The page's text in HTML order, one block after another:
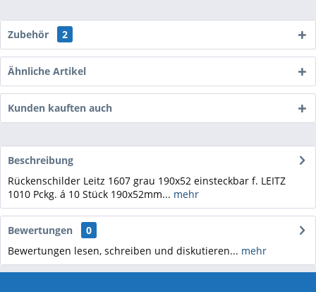
Zubehör 2
Ähnliche Artikel
Kunden kauften auch
Beschreibung
Rückenschilder Leitz 1607 grau 190x52 einsteckbar f. LEITZ
1010 Pckg. á 10 Stück 190x52mm... mehr
Bewertungen
0
Bewertungen lesen, schreiben und diskutieren... mehr